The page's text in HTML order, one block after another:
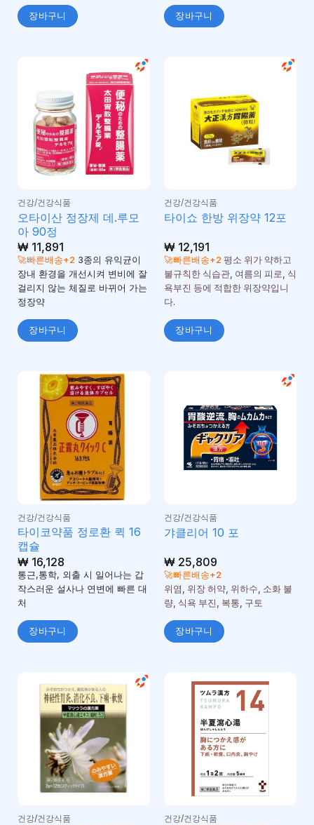
장바구니 장바구니
건강/건강식품
오타이산 정장제 데.루모
아 90정
₩11,891
🚀빠른배송+23종의 유익균이
장내 환경을 개선시켜 변비에 잘
걸리지 않는 체질로 바뀌어 가는
정장약
장바구니
건강/건강식품
타이쇼 한방 위장약 12포
₩12,191
🚀빠른배송+2 평소 위가 약하고
불규칙한 식습관, 여름의 피로, 식
욕부진 등에 적합한 위장약입니
다.
장바구니
건강/건강식품
타이코약품 정로환 퀵 16
캡슐
₩16,128
통근,통학, 외출 시 일어나는 갑
작스러운 설사나 연변에 빠른 대
처
장바구니
건강/건강식품
갸클리어 10 포
₩25,809
🚀빠른배송+2
위염, 위장 허약, 위하수, 소화 불
량, 식욕 부진, 복통, 구토
장바구니
건강/건강식품 건강/건강식품